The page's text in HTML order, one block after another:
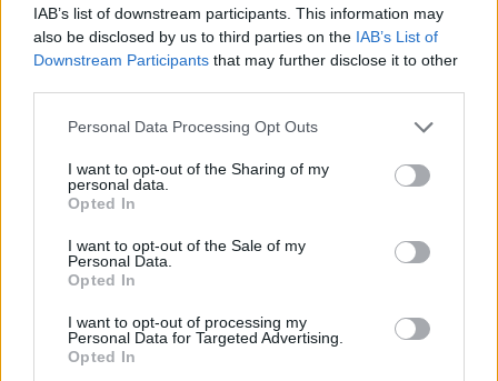
IAB’s list of downstream participants. This information may
also be disclosed by us to third parties on the IAB’s List of
Downstream Participants that may further disclose it to other
Personal Data Processing Opt Outs
I want to opt-out of the Sharing of my
personal data.
Opted In
I want to opt-out of the Sale of my
Personal Data.
Opted In
I want to opt-out of processing my
Personal Data for Targeted Advertising.
Opted In
Password
Remember Me